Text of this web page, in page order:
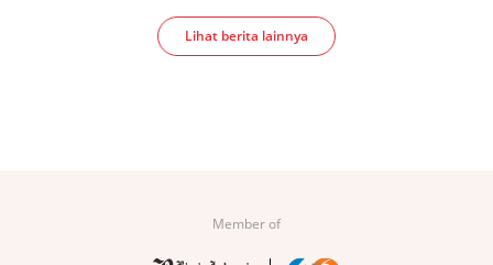
Lihat berita lainnya
Member of